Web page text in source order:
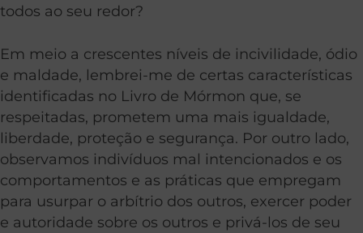
todos ao seu redor?
Em meio a crescentes níveis de incivilidade, ódio
e maldade, lembrei-me de certas características
identificadas no Livro de Mórmon que, se
respeitadas, prometem uma mais igualdade,
liberdade, proteção e segurança. Por outro lado,
observamos indivíduos mal intencionados e os
comportamentos e as práticas que empregam
para usurpar o arbítrio dos outros, exercer poder
e autoridade sobre os outros e privá-los de seu